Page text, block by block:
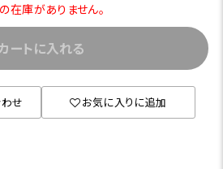
在庫がありません。
ートに入れる
せ お気に入りに追加